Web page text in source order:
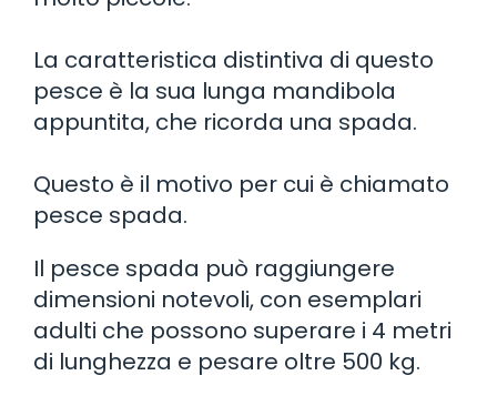
La caratteristica distintiva di questo
pesce è la sua lunga mandibola
appuntita, che ricorda una spada.
Questo è il motivo per cui è chiamato
pesce spada.
Il pesce spada può raggiungere
dimensioni notevoli, con esemplari
adulti che possono superare i 4 metri
di lunghezza e pesare oltre 500 kg.